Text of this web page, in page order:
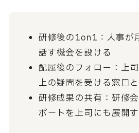
研修後の1on1：人事が
話す機会を設ける
配属後のフォロー：上
上の疑問を受ける窓口
研修成果の共有：研修
ポートを上司にも展開